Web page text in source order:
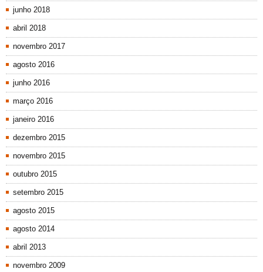
junho 2018
abril 2018
novembro 2017
agosto 2016
junho 2016
março 2016
janeiro 2016
dezembro 2015
novembro 2015
outubro 2015
setembro 2015
agosto 2015
agosto 2014
abril 2013
novembro 2009